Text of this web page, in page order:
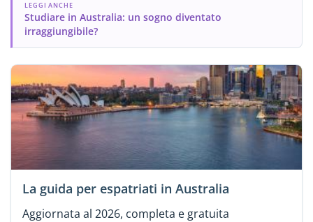
LEGGI ANCHE
Studiare in Australia: un sogno diventato
irraggiungibile?
La guida per espatriati in Australia
Aggiornata al 2026, completa e gratuita